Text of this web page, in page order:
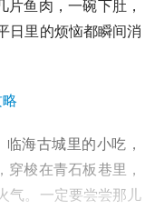
鱼肉，一碗下肚，
日里的烦恼都瞬间消
海古城里的小吃，
穿梭在青石板巷里，
气。一定要尝尝那儿